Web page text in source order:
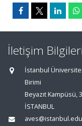
İletişim Bilgileri
İstanbul
Birimi
Beyazıt Kampüsü,
İSTANBUL